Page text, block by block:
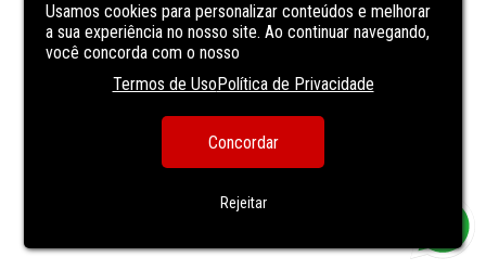
Usamos cookies para personalizar conteúdos e melhorar
a sua experiência no nosso site. Ao continuar navegando,
você concorda com o nosso
Termos de UsoPolítica de Privacidade
Concordar
Rejeitar